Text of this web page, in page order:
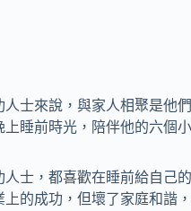
士來說，與家人相聚是他
上睡前時光，陪伴他的六個
人士，都喜歡在睡前給自己
的成功，但壞了家庭和諧